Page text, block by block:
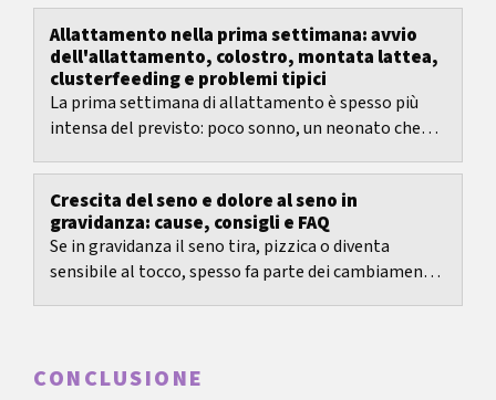
o tirare il...
Allattamento nella prima settimana: avvio
dell'allattamento, colostro, montata lattea,
clusterfeeding e problemi tipici
La prima settimana di allattamento è spesso più
intensa del previsto: poco sonno, un neonato che
Crescita del seno e dolore al seno in
gravidanza: cause, consigli e FAQ
Se in gravidanza il seno tira, pizzica o diventa
sensibile al tocco, spesso fa parte dei cambiamenti
CONCLUSIONE